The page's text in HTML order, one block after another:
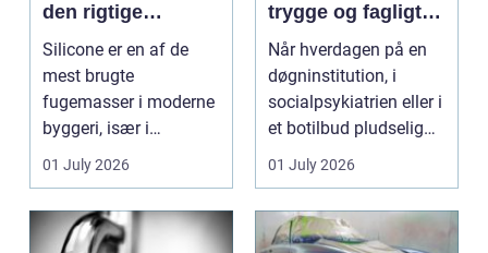
den rigtige
fugemasse
Silicone er en af de
mest brugte
fugemasser i moderne
byggeri, især i
badeværelser,
01 July 2026
trygge og fagligt
stærke løsninger
Når hverdagen på en
døgninstitution, i
socialpsykiatrien eller i
et botilbud pludselig
ændrer sig, k...
01 July 2026